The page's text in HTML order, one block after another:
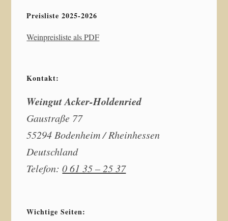
Preisliste 2025-2026
Weinpreisliste als PDF
Kontakt:
Weingut Acker-Holdenried
Gaustraße 77
55294 Bodenheim / Rheinhessen
Deutschland
Telefon:0 61 35 – 25 37
Wichtige Seiten: